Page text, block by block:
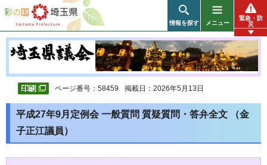
彩の国 埼玉県
情報を探す メニュー
緊急・防
災
ページ番号：58459 掲載日：2026年5月13日
平成27年9月定例会 一般質問 質疑質問・答弁全文 （金
子正江議員）